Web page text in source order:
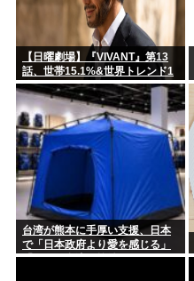
【日曜劇場】『VIVANT』第13
話、世帯15.1%&世界トレンド1
位
台湾が熊本に手厚い支援、日本
で「日本政府より愛を感じる」
「いっそ台湾に統治してもらっ